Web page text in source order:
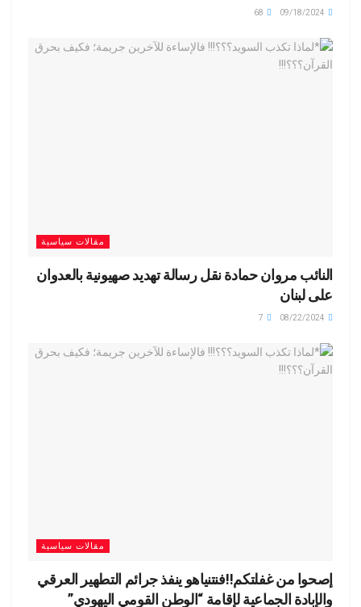
مقالات سياسية
النائب مروان حمادة نقل رسالة تهديد صهيونية بالعدوان
على لبنان
مقالات سياسية
إصحوا من غفلتكم‼️فنتنياهو ينفذ جرائم التطهير العرقي
والإبادة الجماعية لإقامة “الوطن القومي اليهودي”